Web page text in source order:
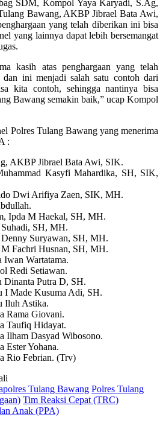
SDM, Kompol Yaya Karyadi, S.Ag,
Bawang, AKBP Jibrael Bata Awi,
yang telah diberikan ini bisa
yang lainnya dapat lebih bersemangat
kasih atas penghargaan yang telah
ini menjadi salah satu contoh dari
kita contoh, sehingga nantinya bisa
Bawang semakin baik,” ucap Kompol
Polres Tulang Bawang yang menerima
:
AKBP Jibrael Bata Awi, SIK.
Kasyfi Mahardika, SH, SIK,
Dwi Arifiya Zaen, SIK, MH.
Ipda M Haekal, SH, MH.
SH, MH.
Suryawan, SH, MH.
Fachri Husnan, SH, MH.
Wartatama.
Redi Setiawan.
Dinanta Putra D, SH.
I Made Kusuma Adi, SH.
Iluh Astika.
Rama Giovani.
Taufiq Hidayat.
Ilham Dasyad Wibosono.
Ester Yohana.
Rio Febrian. (Trv)
Tulang Bawang Polres Tulang
Tim Reaksi Cepat (TRC)
Anak (PPA)